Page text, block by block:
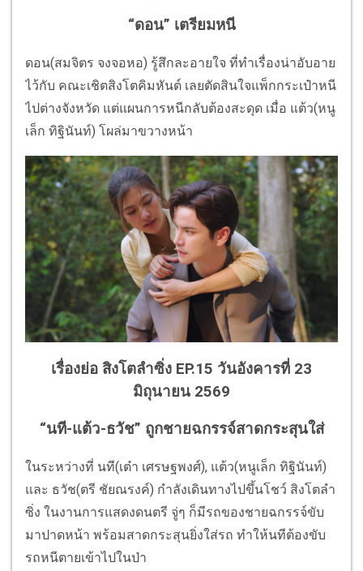
“ดอน” เตรียมหนี
ดอน(สมจิตร จงจอหอ) รู้สึกละอายใจ ที่ทำเรื่องน่าอับอาย
ไว้กับ คณะเชิตสิงโตคิมหันต์ เลยตัดสินใจแพ็กกระเป๋าหนี
ไปต่างจังหวัด แต่แผนการหนีกลับต้องสะดุด เมื่อ แต้ว(หนู
เล็ก ทิฐินันท์) โผล่มาขวางหน้า
เรื่องย่อ สิงโตลำซิ่ง EP.15 วันอังคารที่ 23
มิถุนายน 2569
“นที-แต้ว-ธวัช” ถูกชายฉกรรจ์สาดกระสุนใส่
ในระหว่างที่ นที(เต๋า เศรษฐพงศ์), แต้ว(หนูเล็ก ทิฐินันท์)
และ ธวัช(ตรี ชัยณรงค์) กำลังเดินทางไปขึ้นโชว์ สิงโตลำ
ซิ่ง ในงานการแสดงดนตรี จู่ๆ ก็มีรถของชายฉกรรจ์ขับ
มาปาดหน้า พร้อมสาดกระสุนยิ่งใส่รถ ทำให้นทีต้องขับ
รถหนีตายเข้าไปในป่า